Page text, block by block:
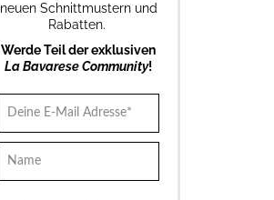
neuen Schnittmustern und
Rabatten.
Werde Teil der exklusiven
La Bavarese Community!